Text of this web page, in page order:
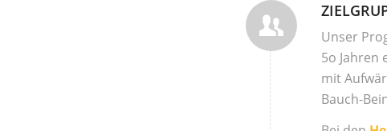
Unser
5o Jahren
mit
Bauch-